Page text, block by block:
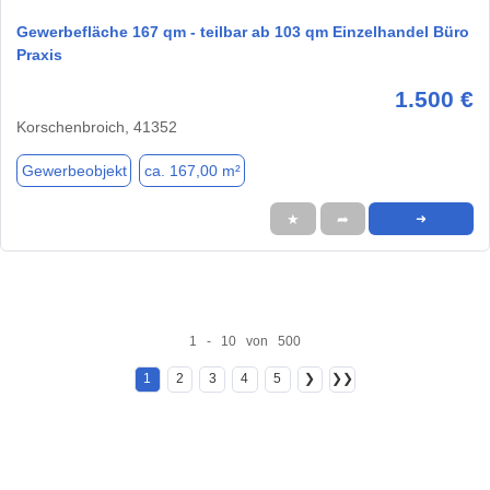
Gewerbefläche 167 qm - teilbar ab 103 qm Einzelhandel Büro
Praxis
1.500 €
Korschenbroich, 41352
Gewerbeobjekt ca. 167,00 m²
★ ➦ ➜
1 - 10 von 500
1 2 3 4 5 ❯ ❯❯